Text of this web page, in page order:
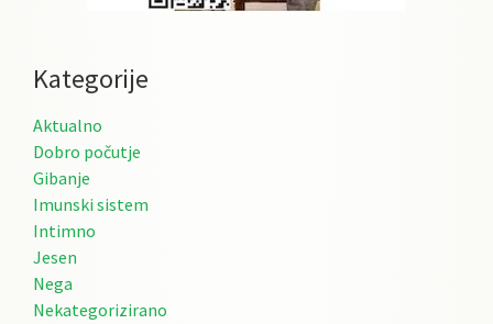
Kategorije
Aktualno
Dobro počutje
Gibanje
Imunski sistem
Intimno
Jesen
Nega
Nekategorizirano